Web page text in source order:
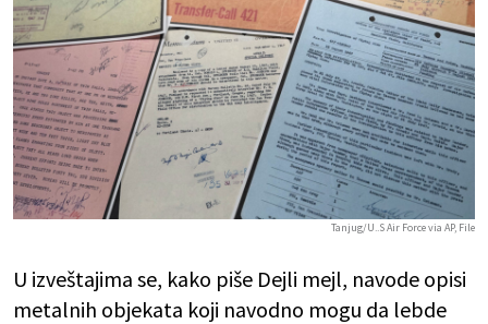
Tanjug/U..S Air Force via AP, File
U izveštajima se, kako piše Dejli mejl, navode opisi
metalnih objekata koji navodno mogu da lebde